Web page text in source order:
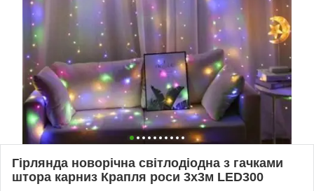
Гірлянда новорічна світлодіодна з гачками
штора карниз Крапля роси 3х3м LED300